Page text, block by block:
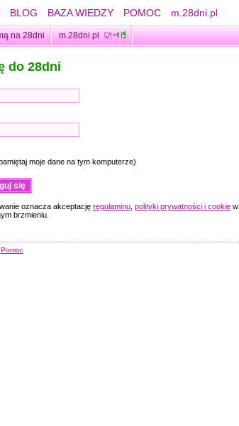
BLOG BAZA WIEDZY POMOC m.28dni.pl
na 28dni m.28dni.pl
do 28dni
moje dane na tym komputerze)
oznacza akceptację regulaminu, polityki prywatności i cookiew
brzmieniu.
Pomoc